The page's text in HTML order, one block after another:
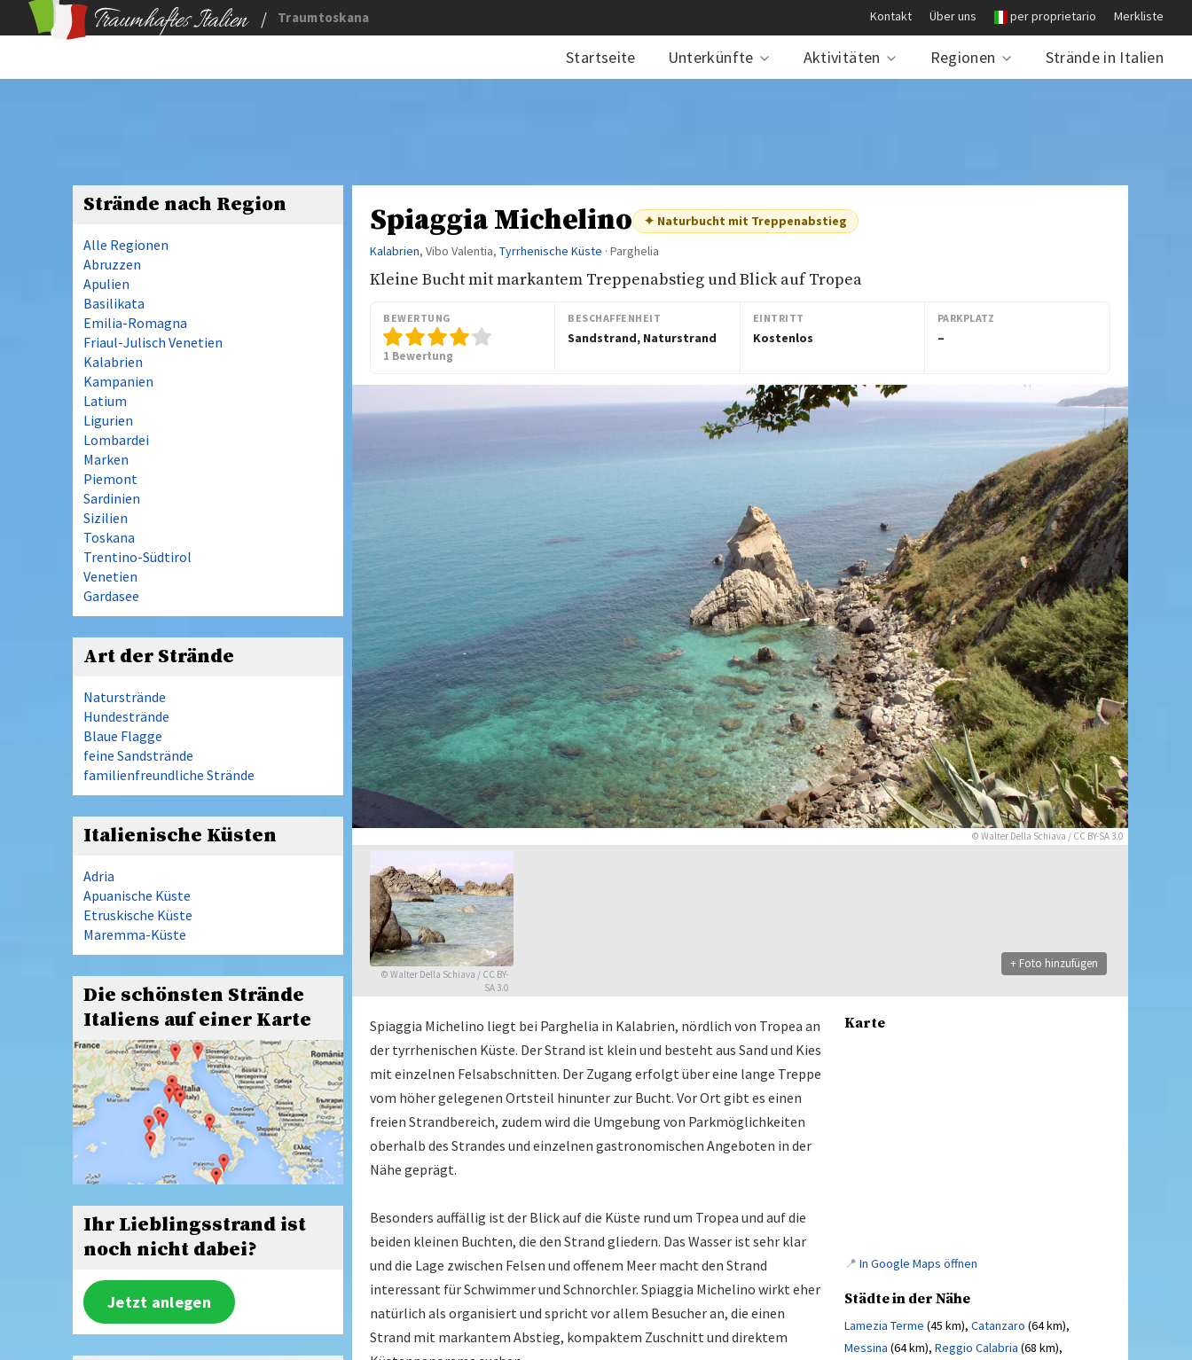
/ Traumtoskana Kontakt Über uns per proprietario Merkliste
Startseite Unterkünfte Aktivitäten Regionen Strände in Italien
Spiaggia Michelino
✦ Naturbucht mit Treppenabstieg
Kalabrien, Vibo Valentia, Tyrrhenische Küste · Parghelia
Kleine Bucht mit markantem Treppenabstieg und Blick auf Tropea
BEWERTUNG
1 Bewertung
BESCHAFFENHEIT
Sandstrand, Naturstrand
EINTRITT
Kostenlos
PARKPLATZ
–
© Walter Della Schiava / CC BY-SA 3.0
©Walter Della Schiava / CC BY-
SA 3.0
+ Foto hinzufügen
Spiaggia Michelino liegt bei Parghelia in Kalabrien, nördlich von Tropea an
der tyrrhenischen Küste. Der Strand ist klein und besteht aus Sand und Kies
mit einzelnen Felsabschnitten. Der Zugang erfolgt über eine lange Treppe
vom höher gelegenen Ortsteil hinunter zur Bucht. Vor Ort gibt es einen
freien Strandbereich, zudem wird die Umgebung von Parkmöglichkeiten
oberhalb des Strandes und einzelnen gastronomischen Angeboten in der
Nähe geprägt.
Besonders auffällig ist der Blick auf die Küste rund um Tropea und auf die
beiden kleinen Buchten, die den Strand gliedern. Das Wasser ist sehr klar
und die Lage zwischen Felsen und offenem Meer macht den Strand
interessant für Schwimmer und Schnorchler. Spiaggia Michelino wirkt eher
natürlich als organisiert und spricht vor allem Besucher an, die einen
Strand mit markantem Abstieg, kompaktem Zuschnitt und direktem
Karte
📍 In Google Maps öffnen
Städte in der Nähe
Lamezia Terme (45 km), Catanzaro (64 km),
Messina (64 km), Reggio Calabria (68 km),
Strände nach Region
Alle Regionen
Abruzzen
Apulien
Basilikata
Emilia-Romagna
Friaul-Julisch Venetien
Kalabrien
Kampanien
Latium
Ligurien
Lombardei
Marken
Piemont
Sardinien
Sizilien
Toskana
Trentino-Südtirol
Venetien
Gardasee
Art der Strände
Naturstrände
Hundestrände
Blaue Flagge
feine Sandstrände
familienfreundliche Strände
Italienische Küsten
Adria
Apuanische Küste
Etruskische Küste
Maremma-Küste
Die schönsten Strände
Italiens auf einer Karte
Ihr Lieblingsstrand ist
noch nicht dabei?
Jetzt anlegen